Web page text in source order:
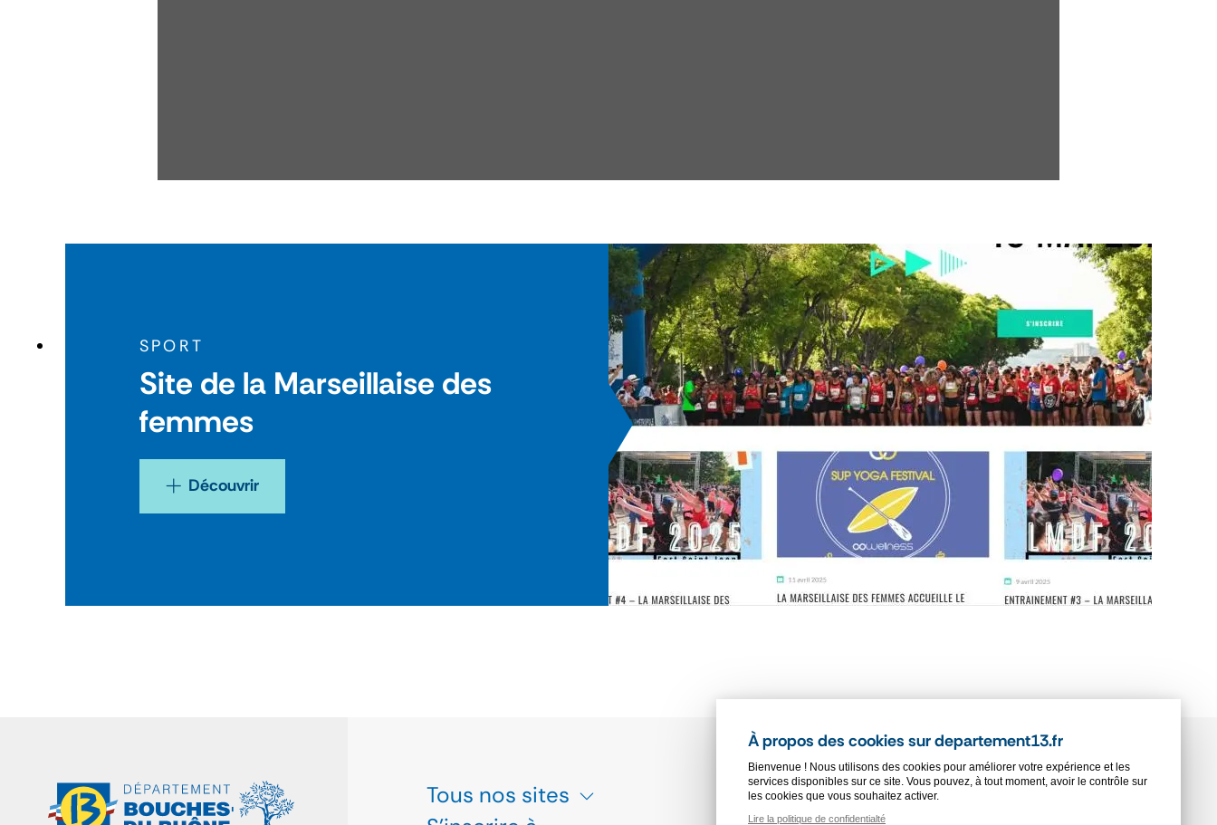
À propos des cookies sur departement13.fr
Bienvenue ! Nous utilisons des cookies pour améliorer votre expérience et les
services disponibles sur ce site. Vous pouvez, à tout moment, avoir le contrôle sur
les cookies que vous souhaitez activer.
Lire la politique de confidentialté
SPORT
Site de la Marseillaise des
femmes
Découvrir
Tous nos sites
ESPACE PRESSE
PLAN DU SITE